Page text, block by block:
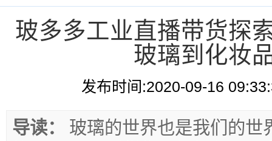
玻多多工业直播带货探
玻璃到化妆
发布时间:2020-09-16
导读：
玻璃的世界也是我们的世